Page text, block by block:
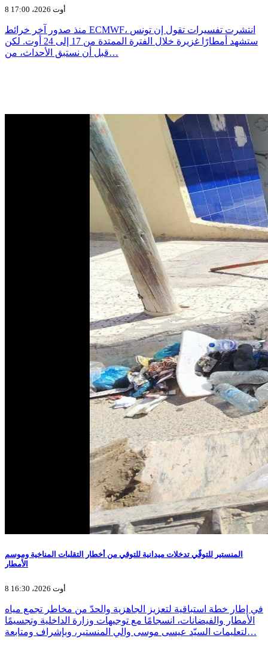
8 أوت 2026، 17:00
منذ صدور آخر خرائط ECMWF، انتشرت تفسيرات تقول إن تونس
ستشهد أمطارًا غزيرة خلال الفترة الممتدة من 17 إلى 24 أوت. لكن
قبل أن نستبق الأحداث، من…
المنستير للتوقّي تدخلات ميدانية للتوقي من أخطار التقلبات المناخية وموسم
الأمطار
8 أوت 2026، 16:30
في إطار خطة استباقية لتعزيز الجاهزية والحدّ من مخاطر تجمع مياه
الأمطار والفيضانات، انسجامًا مع توجيهات وزارة الداخلية وتجسيمًا
لتعليمات السيّد عيسى موسى والي المنستير، وبإشراف ومتابعة…